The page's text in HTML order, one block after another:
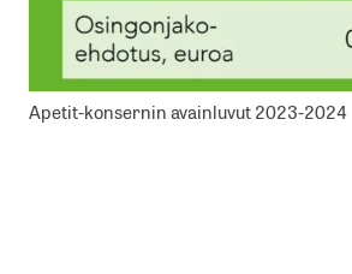
Apetit-konsernin avainluvut 2023-2024